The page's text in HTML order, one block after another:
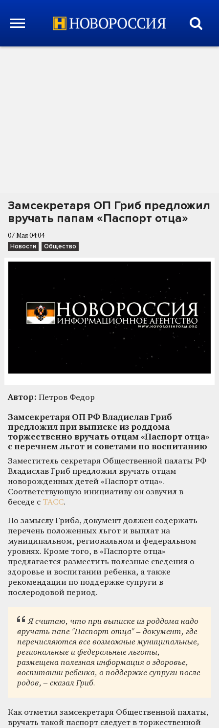
Замсекретаря ОП Гриб предложил
вручать папам «Паспорт отца»
07 Мая 04:04
Новости Общество
Автор: Петров Федор
Замсекретаря ОП РФ Владислав Гриб
предложил при выписке из роддома
торжественно вручать отцам «Паспорт отца»
с перечнем льгот и советами по воспитанию
Заместитель секретаря Общественной палаты РФ
Владислав Гриб предложил вручать отцам
новорожденных детей «Паспорт отца».
Соответствующую инициативу он озвучил в
беседе с ТАСС.
По замыслу Гриба, документ должен содержать
перечень положенных льгот и выплат на
муниципальном, региональном и федеральном
уровнях. Кроме того, в «Паспорте отца»
предлагается разместить полезные сведения о
здоровье и воспитании ребенка, а также
рекомендации по поддержке супруги в
послеродовой период.
Я считаю, что при выписке из роддома надо
вручать папе "Паспорт отца" – документ, где
перечисляются все возможные муниципальные,
региональные и федеральные льготы,
размещена полезная информация о здоровье,
воспитании ребенка, о поддержке супруги после
родов, – сказал Гриб.
Как отметил замсекретаря Общественной палаты,
вручать такой паспорт следует в торжественной